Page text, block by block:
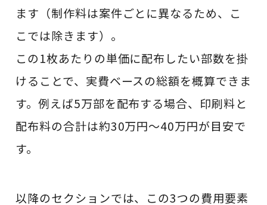
ます（制作料は案件ごとに異なるため、こ
こでは除きます）。
この1枚あたりの単価に配布したい部数を掛
けることで、実費ベースの総額を概算できま
す。例えば5万部を配布する場合、印刷料と
配布料の合計は約30万円〜40万円が目安で
す。
以降のセクションでは、この3つの費用要素